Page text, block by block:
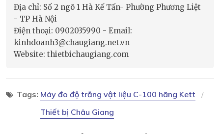
Địa chỉ: Số 2 ngõ 1 Hà Kế Tấn- Phường Phương Liệt
- TP Hà Nội
Điện thoại: 0902035990 - Email:
kinhdoanh3@chaugiang.net.vn
Website: thietbichaugiang.com
Tags: Máy đo độ trắng vật liệu C-100 hãng Kett
Thiết bị Châu Giang